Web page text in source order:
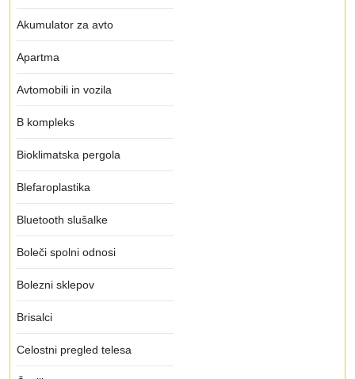
Akumulator za avto
Apartma
Avtomobili in vozila
B kompleks
Bioklimatska pergola
Blefaroplastika
Bluetooth slušalke
Boleči spolni odnosi
Bolezni sklepov
Brisalci
Celostni pregled telesa